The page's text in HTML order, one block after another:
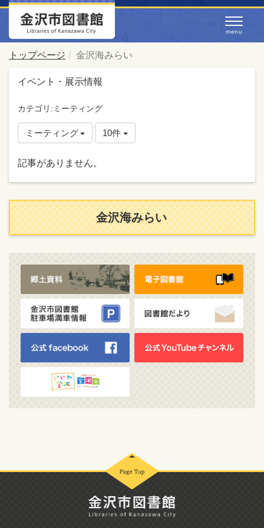
トップページ 金沢海みらい
イベント・展示情報
カテゴリ:ミーティング
ミーティング 10件
記事がありません。
金沢海みらい